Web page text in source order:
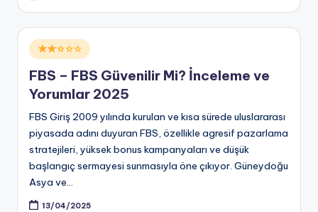
Posted
in
☆☆☆
FBS – FBS Güvenilir Mi? İnceleme ve
Yorumlar 2025
FBS Giriş 2009 yılında kurulan ve kısa sürede uluslararası
piyasada adını duyuran FBS, özellikle agresif pazarlama
stratejileri, yüksek bonus kampanyaları ve düşük
başlangıç sermayesi sunmasıyla öne çıkıyor. Güneydoğu
Asya ve…
13/04/2025